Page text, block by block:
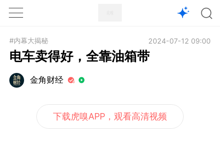
1X
#内幕大揭秘 2024-07-12 09:00
电车卖得好，全靠油箱带
金角财经
下载虎嗅APP，观看高清视频